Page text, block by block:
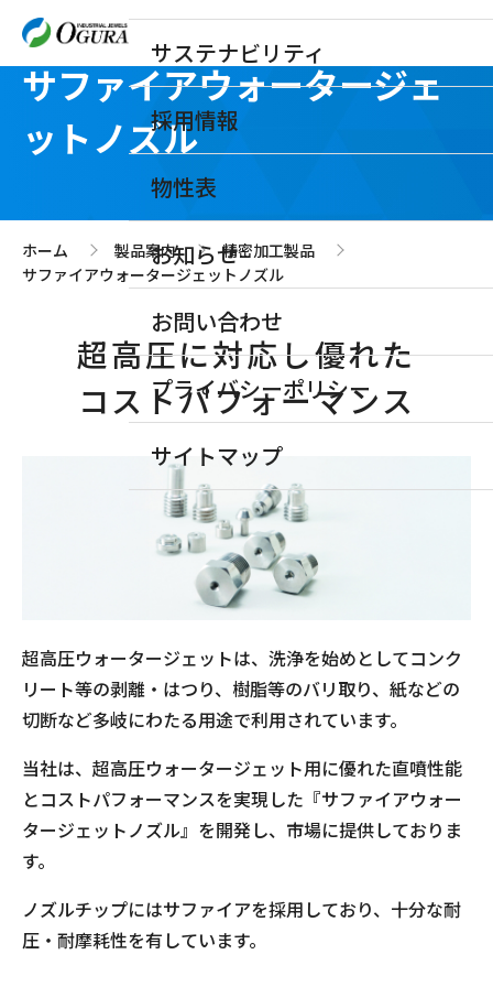
サステナビリティ
採用情報
物性表
お知らせ
お問い合わせ
プライバシーポリシー
サイトマップ
サファイアウォータージェ
ットノズル
ホーム >
製品案内 >
精密加工製品
サファイアウォータージェットノズル
超高圧に対応し優れた
コストパフォーマンス
超高圧ウォータージェットは、洗浄を始めとしてコンク
リート等の剥離・はつり、樹脂等のバリ取り、紙などの
切断など多岐にわたる用途で利用されています。
当社は、超高圧ウォータージェット用に優れた直噴性能
とコストパフォーマンスを実現した『サファイアウォー
タージェットノズル』を開発し、市場に提供しておりま
す。
ノズルチップにはサファイアを採用しており、十分な耐
圧・耐摩耗性を有しています。